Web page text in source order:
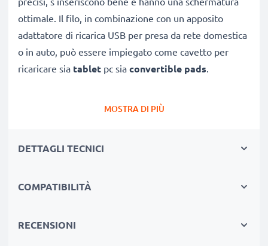
ottimale. Il filo, in combinazione con un apposito
adattatore di ricarica USB per presa da rete domestica
o in auto, può essere impiegato come cavetto per
ricaricare sia tablet pc sia convertible pads.
CAVETTO USB DI RICAMBIO COLLEGA UN TABLET
PRS-300 / PRS-600 / PRS-505 verso PC o altra
★ sincronizzare,aggiornare firmware
o software di
★ offre unaVelocità di trasferimento (max)
MOSTRA DI PIÙ
DETTAGLI TECNICI
COMPATIBILITÀ
RECENSIONI